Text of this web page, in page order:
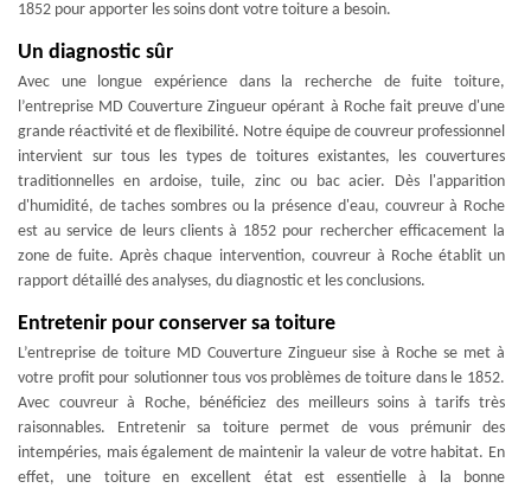
1852 pour apporter les soins dont votre toiture a besoin.
Un diagnostic sûr
Avec une longue expérience dans la recherche de fuite toiture,
l’entreprise MD Couverture Zingueur opérant à Roche fait preuve d'une
grande réactivité et de flexibilité. Notre équipe de couvreur professionnel
intervient sur tous les types de toitures existantes, les couvertures
traditionnelles en ardoise, tuile, zinc ou bac acier. Dès l'apparition
d'humidité, de taches sombres ou la présence d'eau, couvreur à Roche
est au service de leurs clients à 1852 pour rechercher efficacement la
zone de fuite. Après chaque intervention, couvreur à Roche établit un
rapport détaillé des analyses, du diagnostic et les conclusions.
Entretenir pour conserver sa toiture
L’entreprise de toiture MD Couverture Zingueur sise à Roche se met à
votre profit pour solutionner tous vos problèmes de toiture dans le 1852.
Avec couvreur à Roche, bénéficiez des meilleurs soins à tarifs très
raisonnables. Entretenir sa toiture permet de vous prémunir des
intempéries, mais également de maintenir la valeur de votre habitat. En
effet, une toiture en excellent état est essentielle à la bonne